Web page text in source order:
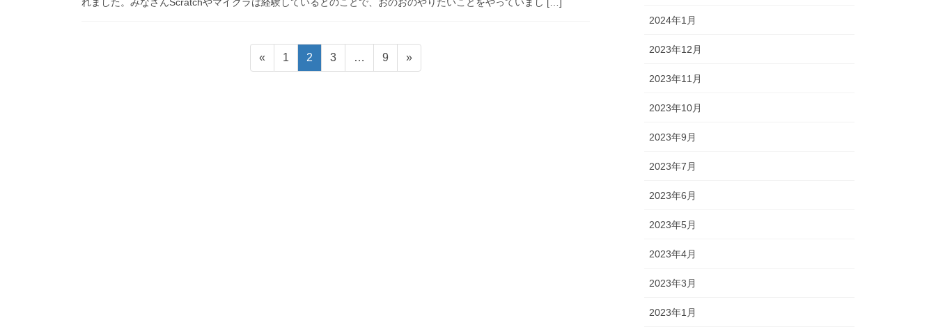
«
固
定
1
固
定
2
固
定
3 …
固
定
9 »
2024年1月
2023年12月
2023年11月
2023年10月
2023年9月
2023年7月
2023年6月
2023年5月
2023年4月
2023年3月
2023年1月